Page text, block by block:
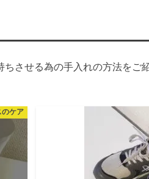
させる為の手入れの方法をご
のケア